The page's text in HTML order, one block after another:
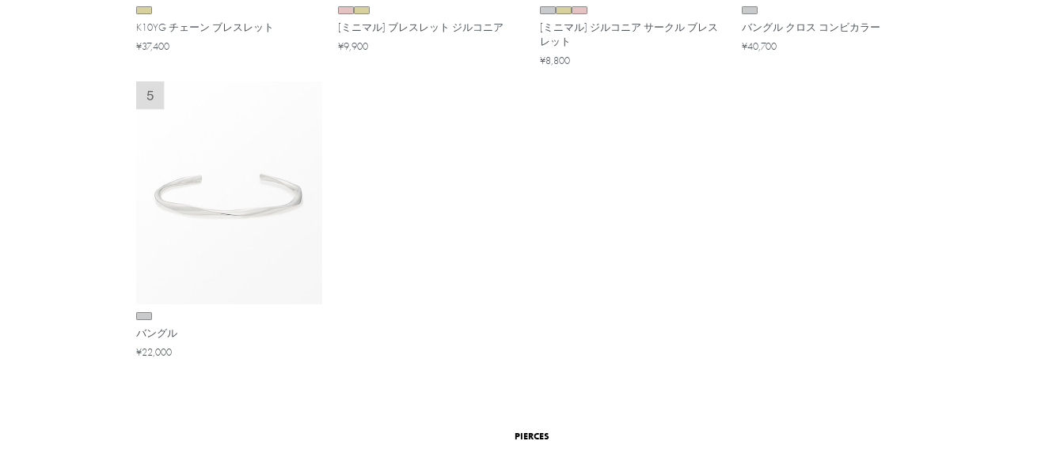
K10YG チェーン ブレスレット
¥37,400
[ミニマル] ブレスレット ジルコニア
¥9,900
[ミニマル] ジルコニア サークル ブレス
レット
¥8,800
バングル クロス コンビカラー
¥40,700
バングル
¥22,000
PIERCES